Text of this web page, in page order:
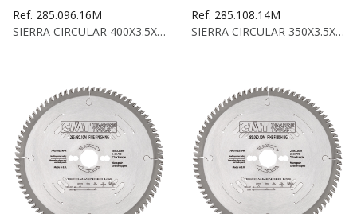
Ref. 285.096.16M
SIERRA CIRCULAR 400X3.5X30 Z:96 ATB 15°
Ref. 285.108.14M
SIERRA CIRCULAR 350X3.5X30 Z:108ATB 15°...